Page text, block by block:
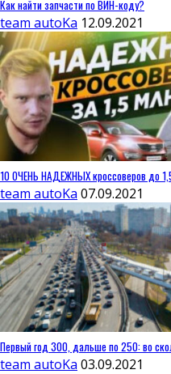
Как найти запчасти по ВИН-коду?
team autoKa 12.09.2021
10 ОЧЕНЬ НАДЕЖНЫХ кроссоверов до
team autoKa 07.09.2021
Первый год 300, дальше по 250: во
team autoKa 03.09.2021